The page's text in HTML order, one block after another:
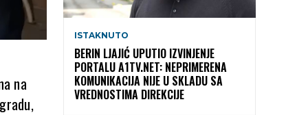
na
ISTAKNUTO
BERIN LJAJIĆ UPUTIO IZVINJENJE
PORTALU A1TV.NET: NEPRIMERENA
KOMUNIKACIJA NIJE U SKLADU SA
VREDNOSTIMA DIREKCIJE